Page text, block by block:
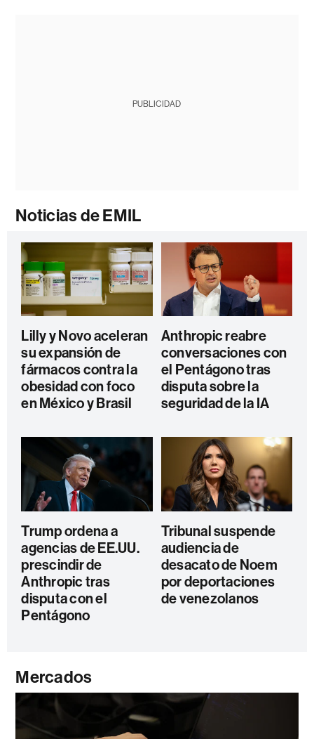
PUBLICIDAD
Noticias de EMIL
Lilly y Novo aceleran
su expansión de
fármacos contra la
obesidad con foco
en México y Brasil
Anthropic reabre
conversaciones con
el Pentágono tras
disputa sobre la
seguridad de la IA
Trump ordena a
agencias de EE.UU.
prescindir de
Anthropic tras
disputa con el
Pentágono
Tribunal suspende
audiencia de
desacato de Noem
por deportaciones
de venezolanos
Mercados